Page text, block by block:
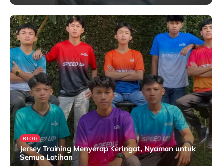
Februari 4, 2026
BLOG
Jersey Training Menyerap Keringat, Nyaman untuk
Semua Latihan